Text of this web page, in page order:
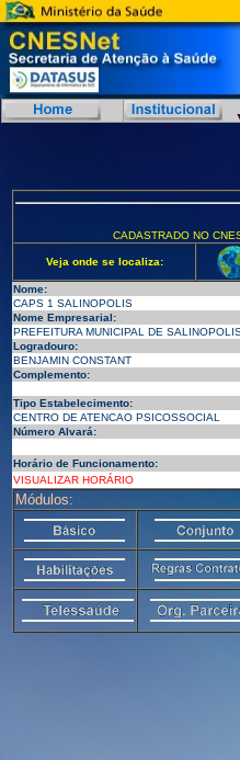
CADASTRADO NO
Veja onde se localiza:
Nome:
CAPS 1 SALINOPOLIS
Nome Empresarial:
PREFEITURA MUNICIPAL DE
Logradouro:
BENJAMIN CONSTANT
Complemento:
Tipo Estabelecimento:
CENTRO DE ATENCAO PSICOSSOCIAL
Número Alvará:
Horário de Funcionamento:
VISUALIZAR HORÁRIO
Módulos: